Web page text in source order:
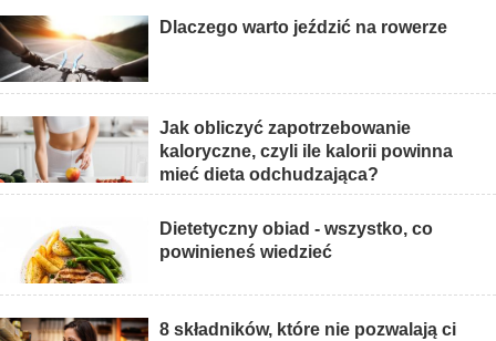
Dlaczego warto jeździć na rowerze
Jak obliczyć zapotrzebowanie
kaloryczne, czyli ile kalorii powinna
mieć dieta odchudzająca?
Dietetyczny obiad - wszystko, co
powinieneś wiedzieć
8 składników, które nie pozwalają ci